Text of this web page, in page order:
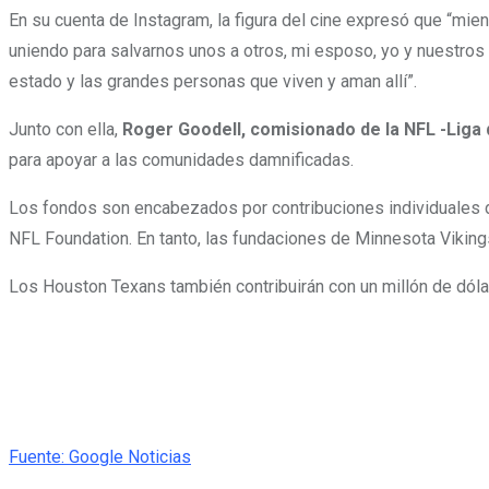
En su cuenta de Instagram, la figura del cine expresó que
uniendo para salvarnos unos a otros, mi esposo, yo y
estado y las grandes personas que viven y aman allí”.
Junto con ella, Roger Goodell, comisionado de la NFL -
para apoyar a las comunidades damnificadas.
Los fondos son encabezados por contribuciones
NFL Foundation. En tanto, las fundaciones de Minnesota
Los Houston Texans también contribuirán con un millón de
Fuente: Google Noticias